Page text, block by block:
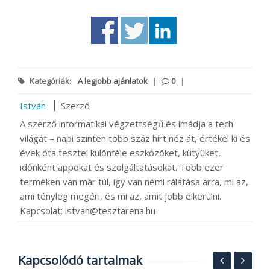
Kategóriák: A legjobb ajánlatok | 0 |
István
Szerző
A szerző informatikai végzettségű és imádja a tech
világát – napi szinten több száz hírt néz át, értékel ki és
évek óta tesztel különféle eszközöket, kütyüket,
időnként appokat és szolgáltatásokat. Több ezer
terméken van már túl, így van némi rálátása arra, mi az,
ami tényleg megéri, és mi az, amit jobb elkerülni.
Kapcsolat: istvan@tesztarena.hu
Kapcsolódó tartalmak